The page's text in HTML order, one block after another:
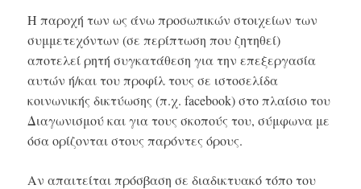
Η παροχή των ως άνω προσωπικών στοιχείων των
συμμετεχόντων (σε περίπτωση που ζητηθεί)
αποτελεί ρητή συγκατάθεση για την επεξεργασία
αυτών ή/και του προφίλ τους σε ιστοσελίδα
κοινωνικής δικτύωσης (π.χ. facebook) στο πλαίσιο του
Διαγωνισμού και για τους σκοπούς του, σύμφωνα με
όσα ορίζονται στους παρόντες όρους.
Αν απαιτείται πρόσβαση σε διαδικτυακό τόπο του